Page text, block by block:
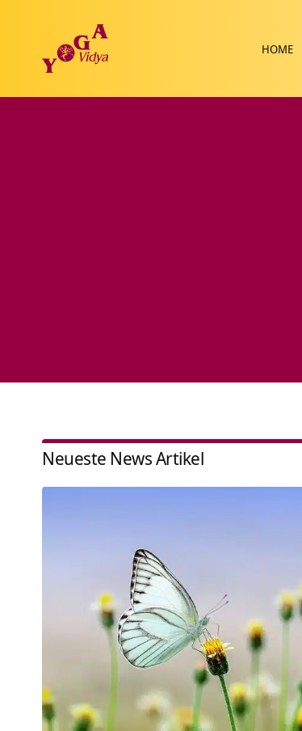
HOME
Neueste News Artikel